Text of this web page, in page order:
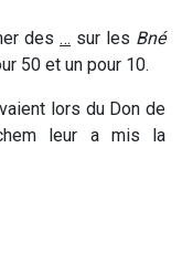
des … sur les Bné
50 et un pour 10.
lors du Don de
leur a mis la